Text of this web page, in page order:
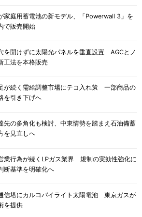
家庭用蓄電池の新モデル、「Powerwall 3」を
で販売開始
を開けずに太陽光パネルを垂直設置 AGCとノ
工法を本格販売
が続く需給調整市場にテコ入れ策 一部商品の
を引き下げへ
先の多角化も検討、中東情勢を踏まえ石油備蓄
を見直しへ
業行為が続くLPガス業界 規制の実効性強化に
断基準を明確化へ
信塔にカルコパイライト太陽電池 東京ガスが
を提供